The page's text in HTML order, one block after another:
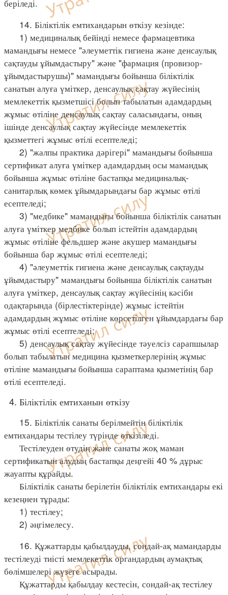
беріледі.
14. Біліктілік емтихандарын өткізу кезінде:
1) медициналық бейінді немесе фармацевтика
мамандығы немесе "әлеуметтік гигиена және денсаулық
сақтауды ұйымдастыру" және "фармация (провизор-
ұйымдастырушы)" мамандығы бойынша біліктілік
санатын алуға үміткер, денсаулық сақтау жүйесінің
мемлекеттік қызметшісі болып табылатын адамдардың
жұмыс өтіліне денсаулық сақтау саласындағы, оның
ішінде денсаулық сақтау жүйесінде мемлекеттік
қызметтегі жұмыс өтілі есептеледі;
2) "жалпы практика дәрігері" мамандығы бойынша
сертификат алуға үміткер адамдардың осы мамандық
бойынша жұмыс өтіліне бастапқы медициналық-
санитарлық көмек ұйымдарындағы бар жұмыс өтілі
есептеледі;
3) "медбике" мамандығы бойынша біліктілік санатын
алуға үміткер медбике болып істейтін адамдардың
жұмыс өтіліне фельдшер және акушер мамандығы
бойынша бар жұмыс өтілі есептеледі;
4) "әлеуметтік гигиена және денсаулық сақтауды
ұйымдастыру" мамандығы бойынша біліктілік санатын
алуға үміткер, денсаулық сақтау жүйесінің кәсіби
одақтарында (бірлестіктерінде) жұмыс істейтін
адамдардың жұмыс өтіліне көрсетілген ұйымдардағы бар
жұмыс өтілі есептеледі;
5) денсаулық сақтау жүйесінде тәуелсіз сарапшылар
болып табылатын медицина қызметкерлерінің жұмыс
өтіліне мамандығы бойынша сараптама қызметінің бар
өтілі есептеледі.
4. Біліктілік емтиханын өткізу
15. Біліктілік санаты берілмейтін біліктілік
емтихандары тестілеу түрінде өткізіледі.
Тестілеуден өтудің және санаты жоқ маман
сертификатын алудың бастапқы деңгейі 40 % дұрыс
жауапты құрайды.
Біліктілік санаты берілетін біліктілік емтихандары екі
кезеңнен тұрады:
1) тестілеу;
2) әңгімелесу.
16. Құжаттарды қабылдауды, сондай-ақ мамандарды
тестілеуді тиісті мемлекеттік органдардың аумақтық
бөлімшелері жүзеге асырады.
Құжаттарды қабылдау кестесін, сондай-ақ тестілеу